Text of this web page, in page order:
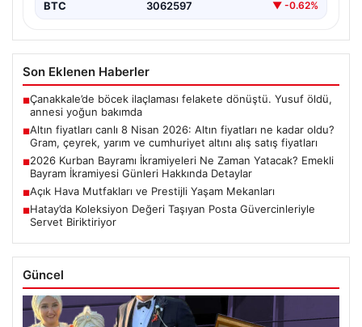
BTC 3062597 ▼ -0.62%
Son Eklenen Haberler
■Çanakkale’de böcek ilaçlaması felakete dönüştü. Yusuf öldü,
annesi yoğun bakımda
■Altın fiyatları canlı 8 Nisan 2026: Altın fiyatları ne kadar oldu?
Gram, çeyrek, yarım ve cumhuriyet altını alış satış fiyatları
■2026 Kurban Bayramı İkramiyeleri Ne Zaman Yatacak? Emekli
Bayram İkramiyesi Günleri Hakkında Detaylar
■Açık Hava Mutfakları ve Prestijli Yaşam Mekanları
■Hatay’da Koleksiyon Değeri Taşıyan Posta Güvercinleriyle
Servet Biriktiriyor
Güncel